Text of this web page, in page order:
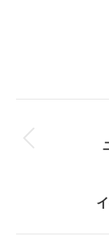
Navigation